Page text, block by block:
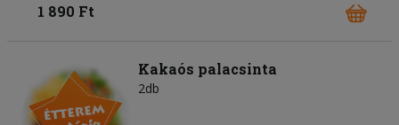
1 890 Ft
Kakaós palacsinta
2db